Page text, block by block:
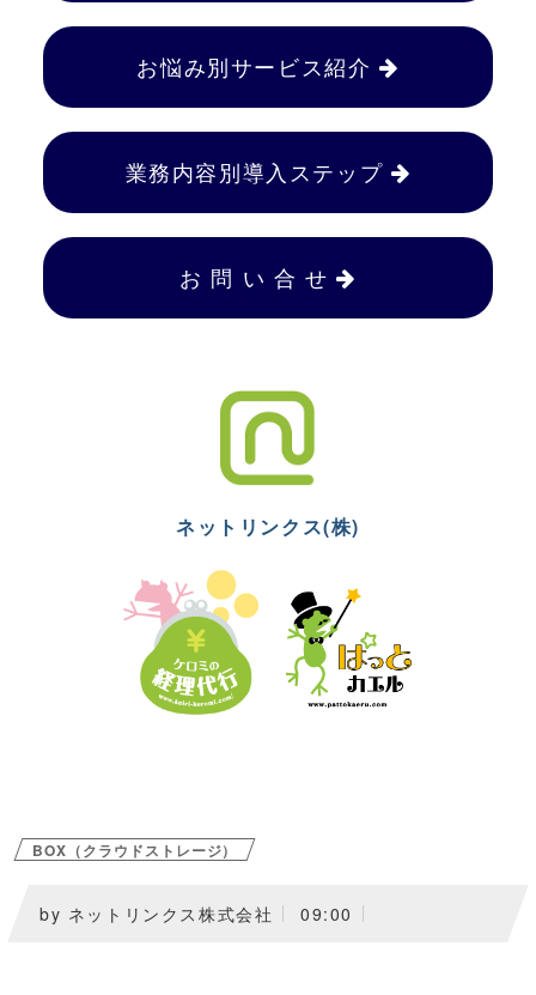
お悩み別サービス紹介
業務内容別導入ステップ
お 問 い 合 せ
ネットリンクス(株)
BOX（クラウドストレージ）
by ネットリンクス株式会社 09:00